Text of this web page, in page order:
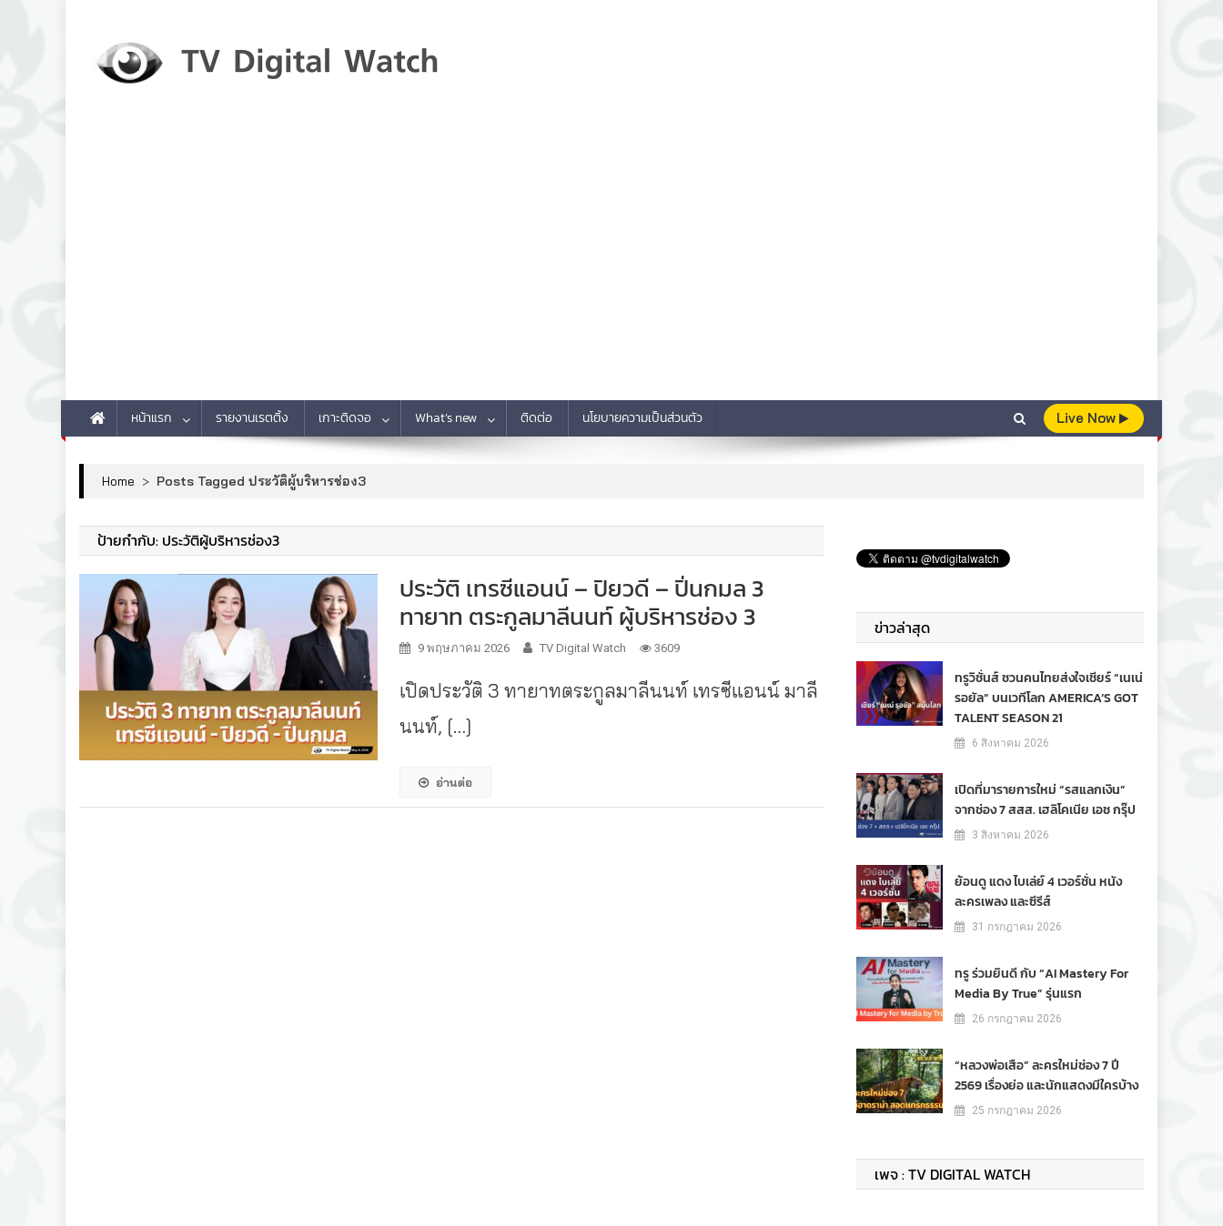
หน้าแรก รายงานเรตติ้ง เกาะติดจอ What’s new ติดต่อ นโยบายความเป็นส่วนตัว Live Now
Home > Posts Tagged ประวัติผู้บริหารช่อง3
ป้ายกำกับ: ประวัติผู้บริหารช่อง3
ประวัติ เทรซีแอนน์ – ปิยวดี – ปิ่นกมล 3
ทายาท ตระกูลมาลีนนท์ ผู้บริหารช่อง 3
9 พฤษภาคม 2026 TV Digital Watch 3609
เปิดประวัติ 3 ทายาทตระกูลมาลีนนท์ เทรซีแอนน์ มาลี
นนท์, […]
อ่านต่อ
ข่าวล่าสุด
ทรูวิชั่นส์ ชวนคนไทยส่งใจเชียร์ “เนเน่
รอยัล” บนเวทีโลก AMERICA’S GOT
TALENT SEASON 21
6 สิงหาคม 2026
เปิดที่มารายการใหม่ “รสแลกเงิน”
จากช่อง 7 สสส. เฮลิโคเนีย เอช กรุ๊ป
3 สิงหาคม 2026
ย้อนดู แดง ไบเล่ย์ 4 เวอร์ชั่น หนัง
ละครเพลง และซีรีส์
31 กรกฎาคม 2026
ทรู ร่วมยินดี กับ “AI Mastery For
Media By True” รุ่นแรก
26 กรกฎาคม 2026
“หลวงพ่อเสือ” ละครใหม่ช่อง 7 ปี
2569 เรื่องย่อ และนักแสดงมีใครบ้าง
25 กรกฎาคม 2026
เพจ : TV DIGITAL WATCH